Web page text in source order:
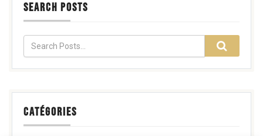
SEARCH POSTS
CATÉGORIES